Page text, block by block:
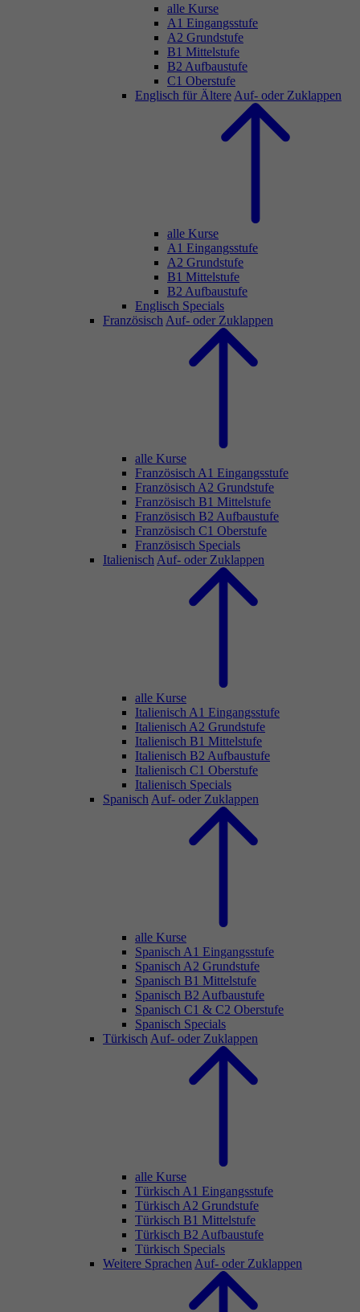
alle Kurse
A1 Eingangsstufe
A2 Grundstufe
B1 Mittelstufe
B2 Aufbaustufe
C1 Oberstufe
Englisch für Ältere Auf- oder Zuklappen
alle Kurse
A1 Eingangsstufe
A2 Grundstufe
B1 Mittelstufe
B2 Aufbaustufe
Englisch Specials
Französisch Auf- oder Zuklappen
alle Kurse
Französisch A1 Eingangsstufe
Französisch A2 Grundstufe
Französisch B1 Mittelstufe
Französisch B2 Aufbaustufe
Französisch C1 Oberstufe
Französisch Specials
Italienisch Auf- oder Zuklappen
alle Kurse
Italienisch A1 Eingangsstufe
Italienisch A2 Grundstufe
Italienisch B1 Mittelstufe
Italienisch B2 Aufbaustufe
Italienisch C1 Oberstufe
Italienisch Specials
Spanisch Auf- oder Zuklappen
alle Kurse
Spanisch A1 Eingangsstufe
Spanisch A2 Grundstufe
Spanisch B1 Mittelstufe
Spanisch B2 Aufbaustufe
Spanisch C1 & C2 Oberstufe
Spanisch Specials
Türkisch Auf- oder Zuklappen
alle Kurse
Türkisch A1 Eingangsstufe
Türkisch A2 Grundstufe
Türkisch B1 Mittelstufe
Türkisch B2 Aufbaustufe
Türkisch Specials
Weitere Sprachen Auf- oder Zuklappen